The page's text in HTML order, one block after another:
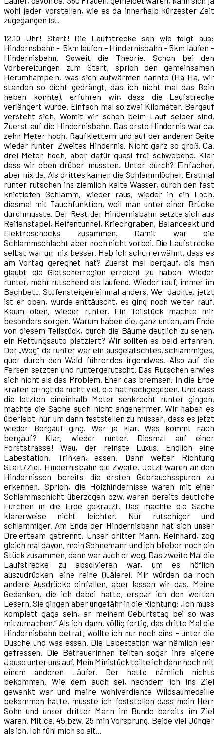
wohl jeder vorstellen, wie es da innerhalb kürzester Zeit
zugegangen ist.
12.10 Uhr! Start! Die Laufstrecke sah wie folgt aus:
Hindernsbahn - 5km laufen – Hindernisbahn – 5km laufen –
Hindernisbahn. Soweit die Theorie. Schon bei den
Vorbereitungen zum Start, sprich den gemeinsamen
Herumhampeln, was sich aufwärmen nannte (Ha Ha, wir
standen so dicht gedrängt, das ich nicht mal das Bein
heben konnte), erfuhren wir, dass die Laufstrecke
verlängert wurde. Einfach mal so zwei Kilometer. Bergauf
versteht sich. Womit wir schon beim Lauf selber sind.
Zuerst auf die Hindernisbahn. Das erste Hindernis war ca.
zehn Meter hoch. Raufklettern und auf der anderen Seite
wieder runter. Zweites Hindernis. Nicht ganz so groß. Ca.
drei Meter hoch, aber dafür quasi frei schwebend. Klar
dass wir oben drüber mussten. Unten durch? Einfacher,
aber nix da. Als drittes kamen die Schlammlöcher. Erstmal
runter rutschen ins ziemlich kalte Wasser, durch den fast
knietiefen Schlamm, wieder raus, wieder in ein Loch,
diesmal mit Tauchfunktion, weil man unter einer Brücke
durchmusste. Der Rest der Hindernisbahn setzte sich aus
Reifenstapel, Reifentunnel, Kriechgraben, Balanceakt und
Elektroschocks zusammen. Damit war die
Schlammschlacht aber noch nicht vorbei. Die Laufstrecke
selbst war um nix besser. Hab ich schon erwähnt, dass es
am Vortag geregnet hat? Zuerst mal bergauf, bis man
glaubt die Gletscherregion erreicht zu haben. Wieder
runter, mehr rutschend als laufend. Wieder rauf, immer im
Bachbett. Stufensteigen einmal anders. Wer dachte, jetzt
ist er oben, wurde enttäuscht, es ging noch weiter rauf.
Kaum oben, wieder runter. Ein Teilstück machte mir
besonders sorgen. Warum haben die, ganz unten, am Ende
von diesem Teilstück, durch die Bäume deutlich zu sehen,
ein Rettungsauto platziert? Wir sollten es bald erfahren.
Der „Weg“ da runter war ein ausgelatschtes, schlammiges,
quer durch den Wald führendes irgendwas. Also auf die
Fersen setzten und runtergerutscht. Das Rutschen erwies
sich nicht als das Problem. Eher das bremsen. In die Erde
krallen bringt da nicht viel, die hat nachgegeben. Und dass
die letzten eineinhalb Meter senkrecht runter gingen,
machte die Sache auch nicht angenehmer. Wir haben es
überlebt, nur um dann feststellen zu müssen, dass es jetzt
wieder Bergauf ging. War ja klar. Was kommt nach
bergauf? Klar, wieder runter. Diesmal auf einer
Forststrasse! Wau, der reinste Luxus. Endlich eine
Labestation. Trinken, essen. Dann weiter Richtung
Start/Ziel. Hindernisbahn die Zweite. Jetzt waren an den
Hindernissen bereits die ersten Gebrauchsspuren zu
erkennen. Sprich, die Holzhindernisse waren mit einer
Schlammschicht überzogen bzw. waren bereits deutliche
Furchen in die Erde gekratzt. Das machte die Sache
klarerweise nicht leichter. Nur rutschiger und
schlammiger. Am Ende der Hindernisbahn hat sich unser
Dreierteam getrennt. Unser dritter Mann, Reinhard, zog
gleich mal davon, mein Sohnemann und ich blieben noch ein
Stück zusammen, dann war auch er weg. Das zweite Mal die
Laufstrecke zu absolvieren war, um es höflich
auszudrücken, eine reine Quälerei. Mir würden da noch
andere Ausdrücke einfallen, aber lassen wir das. Meine
Gedanken, die ich dabei hatte, erspar ich den werten
Lesern. Sie gingen aber ungefähr in die Richtung: „Ich muss
komplett gaga sein, an meinem Geburtstag bei so was
mitzumachen.“ Als ich dann, völlig fertig, das dritte Mal die
Hindernisbahn betrat, wollte ich nur noch eins – unter die
Dusche und was essen. Die Labestation war nämlich leer
gefressen. Die Betreuerinnen teilten sogar ihre eigene
Jause unter uns auf. Mein Ministück teilte ich dann noch mit
einem anderen Läufer. Der hatte nämlich nichts
bekommen. Wie dem auch sei, nachdem ich ins Ziel
gewankt war und meine wohlverdiente Wildsaumedaille
bekommen hatte, musste ich feststellen dass mein Herr
Sohn und unser dritter Mann im Bunde bereits im Ziel
waren. Mit ca. 45 bzw. 25 min Vorsprung. Beide viel Jünger
als ich. Ich fühl mich so alt...